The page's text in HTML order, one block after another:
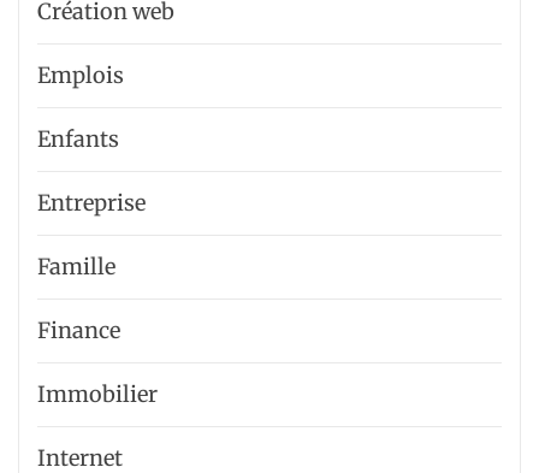
Création web
Emplois
Enfants
Entreprise
Famille
Finance
Immobilier
Internet